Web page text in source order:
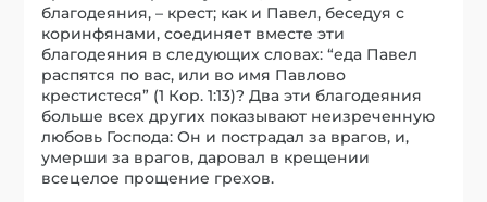
благодеяния, – крест; как и Павел, беседуя с
коринфянами, соединяет вместе эти
благодеяния в следующих словах: “еда Павел
распятся по вас, или во имя Павлово
крестистеся” (1 Кор. 1:13)? Два эти благодеяния
больше всех других показывают неизреченную
любовь Господа: Он и пострадал за врагов, и,
умерши за врагов, даровал в крещении
всецелое прощение грехов.